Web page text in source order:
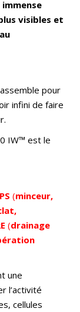
visibles et
pour
infini de faire
IW™ est le
(minceur,
(drainage
une
l’activité
cellules